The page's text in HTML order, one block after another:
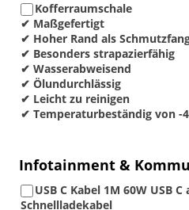
Kofferraumschale
✔ Maßgefertigt
✔ Hoher Rand als
✔ Besonders strapazierfähig
✔ Wasserabweisend
✔ Ölundurchlässig
✔ Leicht zu reinigen
✔ Temperaturbeständig von -
Infotainment &
USB C Kabel 1M 60W USB C
Schnellladekabel